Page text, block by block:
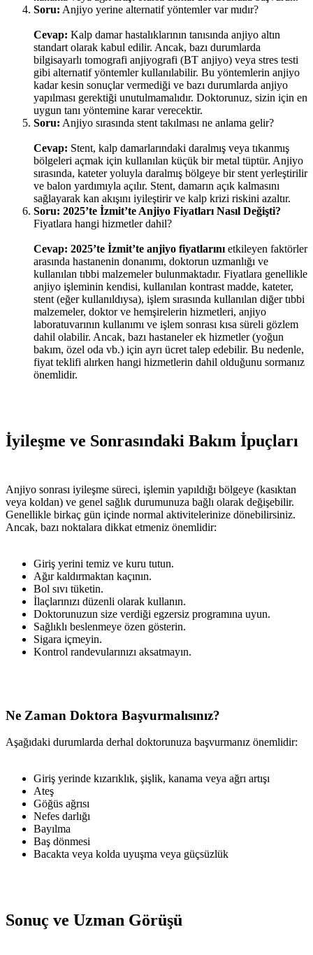
Soru: Anjiyo yerine alternatif yöntemler var mıdır?
Cevap: Kalp damar hastalıklarının tanısında anjiyo altın
standart olarak kabul edilir. Ancak, bazı durumlarda
bilgisayarlı tomografi anjiyografi (BT anjiyo) veya stres testi
gibi alternatif yöntemler kullanılabilir. Bu yöntemlerin anjiyo
kadar kesin sonuçlar vermediği ve bazı durumlarda anjiyo
yapılması gerektiği unutulmamalıdır. Doktorunuz, sizin için en
uygun tanı yöntemine karar verecektir.
Soru: Anjiyo sırasında stent takılması ne anlama gelir?
Cevap: Stent, kalp damarlarındaki daralmış veya tıkanmış
bölgeleri açmak için kullanılan küçük bir metal tüptür. Anjiyo
sırasında, kateter yoluyla daralmış bölgeye bir stent yerleştirilir
ve balon yardımıyla açılır. Stent, damarın açık kalmasını
sağlayarak kan akışını iyileştirir ve kalp krizi riskini azaltır.
Soru: 2025’te İzmit’te Anjiyo Fiyatları Nasıl Değişti?
Fiyatlara hangi hizmetler dahil?
Cevap: 2025’te İzmit’te anjiyo fiyatlarını etkileyen faktörler
arasında hastanenin donanımı, doktorun uzmanlığı ve
kullanılan tıbbi malzemeler bulunmaktadır. Fiyatlara genellikle
anjiyo işleminin kendisi, kullanılan kontrast madde, kateter,
stent (eğer kullanıldıysa), işlem sırasında kullanılan diğer tıbbi
malzemeler, doktor ve hemşirelerin hizmetleri, anjiyo
laboratuvarının kullanımı ve işlem sonrası kısa süreli gözlem
dahil olabilir. Ancak, bazı hastaneler ek hizmetler (yoğun
bakım, özel oda vb.) için ayrı ücret talep edebilir. Bu nedenle,
fiyat teklifi alırken hangi hizmetlerin dahil olduğunu sormanız
önemlidir.
İyileşme ve Sonrasındaki Bakım İpuçları
Anjiyo sonrası iyileşme süreci, işlemin yapıldığı bölgeye (kasıktan
veya koldan) ve genel sağlık durumunuza bağlı olarak değişebilir.
Genellikle birkaç gün içinde normal aktivitelerinize dönebilirsiniz.
Ancak, bazı noktalara dikkat etmeniz önemlidir:
Giriş yerini temiz ve kuru tutun.
Ağır kaldırmaktan kaçının.
Bol sıvı tüketin.
İlaçlarınızı düzenli olarak kullanın.
Doktorunuzun size verdiği egzersiz programına uyun.
Sağlıklı beslenmeye özen gösterin.
Sigara içmeyin.
Kontrol randevularınızı aksatmayın.
Ne Zaman Doktora Başvurmalısınız?
Aşağıdaki durumlarda derhal doktorunuza başvurmanız önemlidir:
Giriş yerinde kızarıklık, şişlik, kanama veya ağrı artışı
Ateş
Göğüs ağrısı
Nefes darlığı
Bayılma
Baş dönmesi
Bacakta veya kolda uyuşma veya güçsüzlük
Sonuç ve Uzman Görüşü